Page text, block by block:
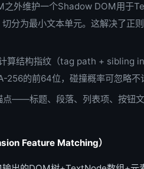
之外维护一个Shadow DOM用
分为最小文本单元。这解决了正
算结构指纹（tag path + sibling
256的前64位，碰撞概率可忽略不
点——标题、段落、列表项、按钮
Feature Matching）